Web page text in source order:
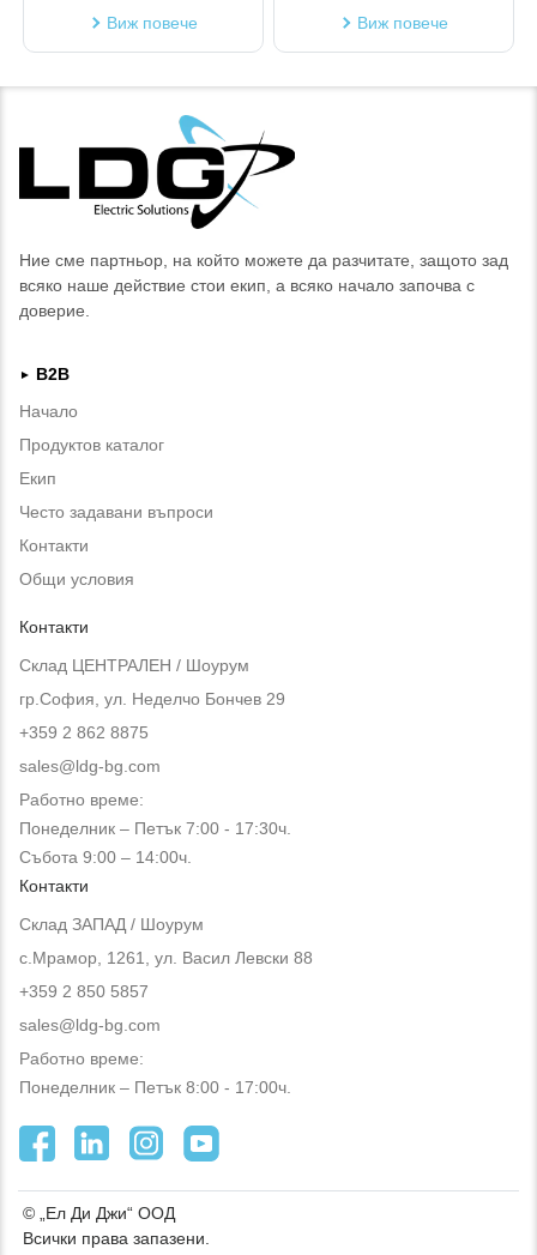
Виж повече
Виж повече
Ние сме партньор, на който можете да разчитате, защото зад
всяко наше действие стои екип, а всяко начало започва с
доверие.
►
B2B
Начало
Продуктов каталог
Екип
Често задавани въпроси
Контакти
Общи условия
Контакти
Склад ЦЕНТРАЛЕН / Шоурум
гр.София, ул. Неделчо Бончев 29
+359 2 862 8875
sales@ldg-bg.com
Работно време:
Понеделник – Петък 7:00 - 17:30ч.
Събота 9:00 – 14:00ч.
Контакти
Склад ЗАПАД / Шоурум
с.Мрамор, 1261, ул. Васил Левски 88
+359 2 850 5857
sales@ldg-bg.com
Работно време:
Понеделник – Петък 8:00 - 17:00ч.
© „Ел Ди Джи“ ООД
Всички права запазени.